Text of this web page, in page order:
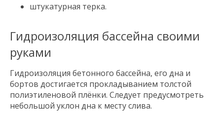
штукатурная терка.
Гидроизоляция бассейна своими
руками
Гидроизоляция бетонного бассейна, его дна и
бортов достигается прокладыванием толстой
полиэтиленовой плёнки. Следует предусмотреть
небольшой уклон дна к месту слива.